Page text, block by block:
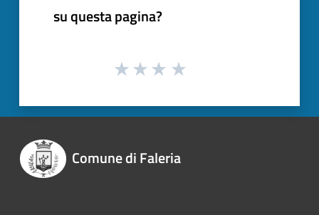
su questa pagina?
Comune di Faleria